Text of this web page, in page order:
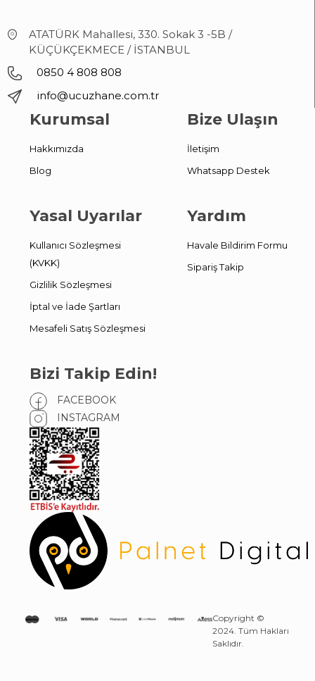
ATATÜRK Mahallesi, 330. Sokak 3 -5B /
KÜÇÜKÇEKMECE / İSTANBUL
0850 4 808 808
info@ucuzhane.com.tr
Kurumsal
Hakkımızda
Blog
Yasal Uyarılar
Kullanıcı Sözleşmesi
(KVKK)
Gizlilik Sözleşmesi
İptal ve İade Şartları
Mesafeli Satış Sözleşmesi
Bize Ulaşın
İletişim
Whatsapp Destek
Yardım
Havale Bildirim Formu
Sipariş Takip
Bizi Takip Edin!
FACEBOOK
INSTAGRAM
Copyright ©
2024. Tüm Hakları
Saklıdır.